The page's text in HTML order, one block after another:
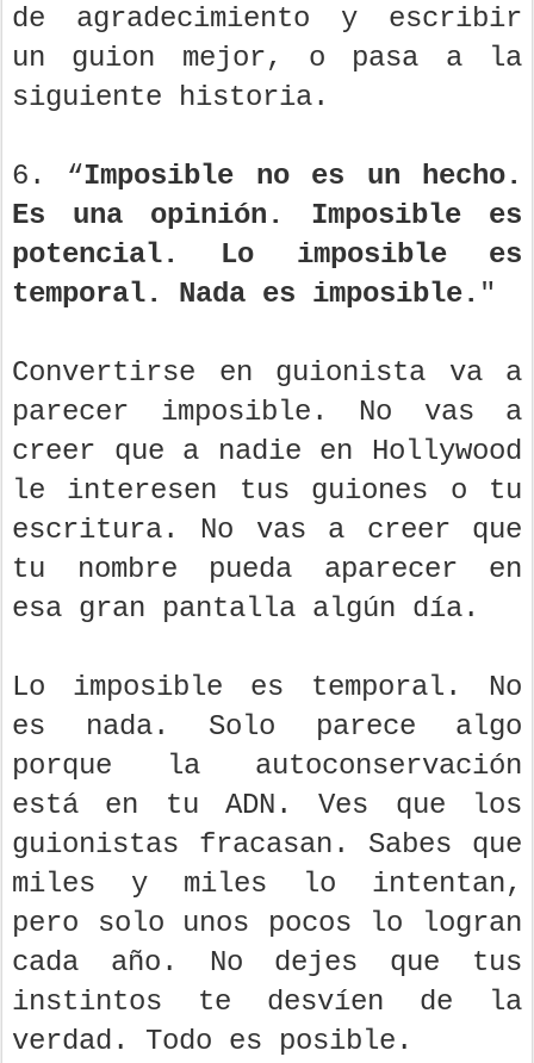
de agradecimiento y escribir
un guion mejor, o pasa a la
siguiente historia.
6. “Imposible no es un hecho.
Es una opinión. Imposible es
potencial. Lo imposible es
temporal. Nada es imposible. "
Convertirse en guionista va a
parecer imposible. No vas a
creer que a nadie en Hollywood
le interesen tus guiones o tu
escritura. No vas a creer que
tu nombre pueda aparecer en
esa gran pantalla algún día.
Lo imposible es temporal. No
es nada. Solo parece algo
porque la autoconservación
está en tu ADN. Ves que los
guionistas fracasan. Sabes que
miles y miles lo intentan,
pero solo unos pocos lo logran
cada año. No dejes que tus
instintos te desvíen de la
verdad. Todo es posible.